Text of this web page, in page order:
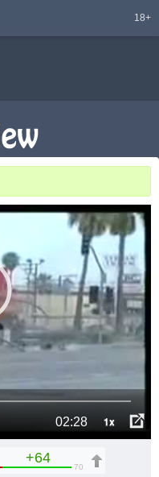
18+
02:28 1x
+64
70